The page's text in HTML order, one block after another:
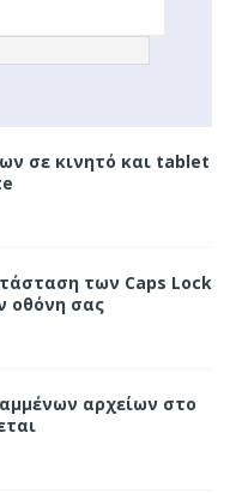
σε κινητό και tablet
των Caps Lock
οθόνη σας
αρχείων στο